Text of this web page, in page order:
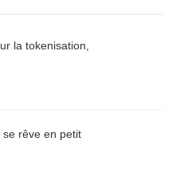
la tokenisation,
se rêve en petit